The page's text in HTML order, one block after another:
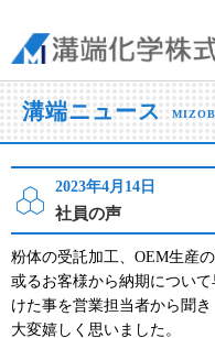
溝端ニュース
2023年4月14日
社員の声
粉体の受託加工、OEM生産
或るお客様から納期につい
けた事を営業担当者から聞き
大変嬉しく思いました。